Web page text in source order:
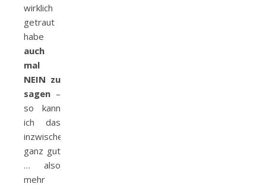
wirklich
getraut
habe
auch
mal
NEIN zu
sagen –
so kann
ich das
inzwischen
ganz gut
… also
mehr